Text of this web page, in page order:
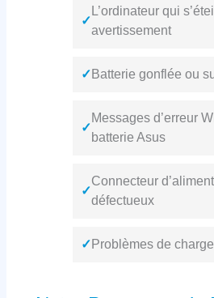
✓
L’ordinateur qui
avertissement
✓ Batterie gonflée ou
✓
Messages d’erreur
batterie Asus
✓
Connecteur
défectueux
✓ Problèmes de charge